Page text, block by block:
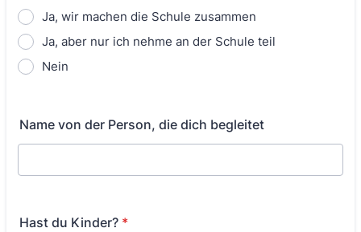
Ja, wir machen die Schule zusammen
Ja, aber nur ich nehme an der Schule teil
Nein
Name von der Person, die dich begleitet
Hast du Kinder? *